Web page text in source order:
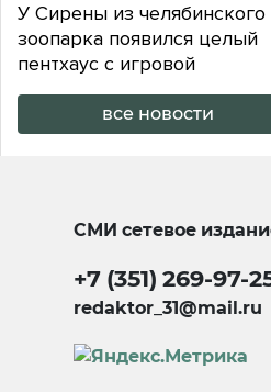
У Сирены из челябинского
зоопарка появился целый
пентхаус с игровой
все новости
СМИ сетевое
+7 (351) 269-97-
redaktor_31@mail.ru